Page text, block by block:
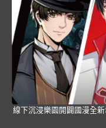
線下沉浸樂園開闢國漫全